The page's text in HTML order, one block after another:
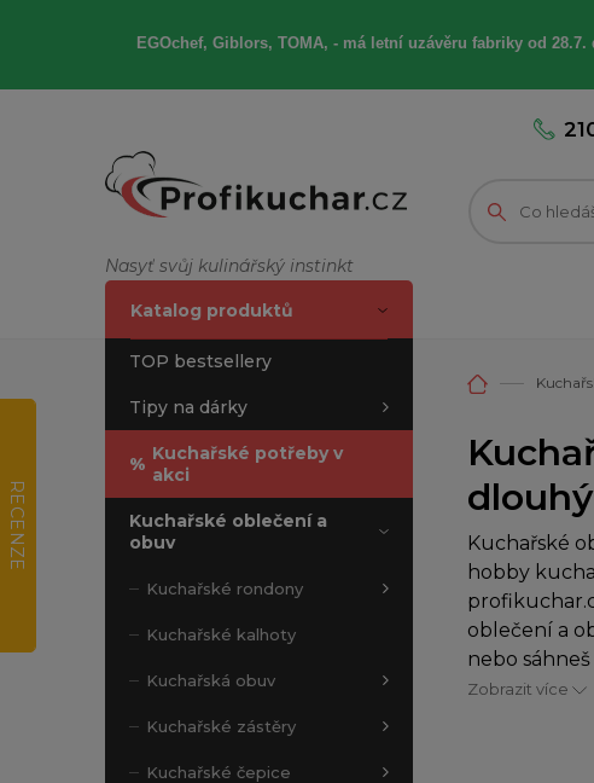
EGOchef, Giblors, TOMA, -má letní uzávěru fabriky od 28.7.
Nasyť svůj kulinářský instinkt
Katalog produktů
TOP bestsellery
Tipy na dárky
% Kuchařské potřeby v
akci
Kuchařské oblečení a
obuv
Kuchařské rondony
Kuchařské kalhoty
Kuchařská obuv
Kuchařské zástěry
Kuchařské čepice
Kuchařské
hobby
oblečení a
nebo
Zobrazit více
RECENZE